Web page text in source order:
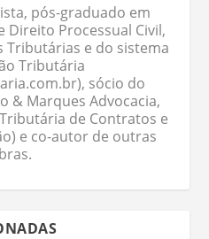
pós-graduado em
Direito Processual Civil,
Tributárias e do sistema
Tributária
sócio do
& Marques Advocacia,
de Contratos e
e co-autor de outras